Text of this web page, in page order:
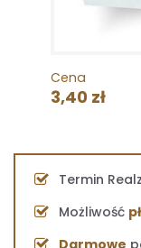
Cena
3,40 zł
Termin
Możliwość